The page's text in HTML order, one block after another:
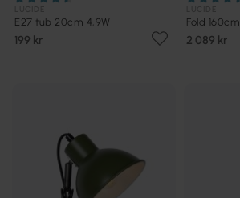
E27 tub 20cm 4,9W
199 kr
Fold 160cm
2 089 kr